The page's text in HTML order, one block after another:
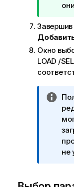
ч
н
и
е
к
п
д
к
Окно
LOAD /
П
р
и
м
е
ч
и
не